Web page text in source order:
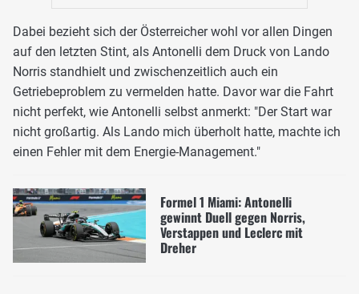
Dabei bezieht sich der Österreicher wohl vor allen Dingen
auf den letzten Stint, als Antonelli dem Druck von Lando
Norris standhielt und zwischenzeitlich auch ein
Getriebeproblem zu vermelden hatte. Davor war die Fahrt
nicht perfekt, wie Antonelli selbst anmerkt: "Der Start war
nicht großartig. Als Lando mich überholt hatte, machte ich
einen Fehler mit dem Energie-Management."
Formel 1 Miami: Antonelli
gewinnt Duell gegen Norris,
Verstappen und Leclerc mit
Dreher